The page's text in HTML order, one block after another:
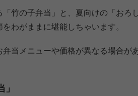
竹の子弁当」と、夏向けの「おろ
わがままに堪能しちゃいます。
当メニューや価格が異なる場合が